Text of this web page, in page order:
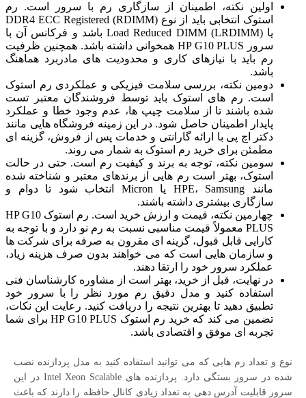
اولین نکته، اطمینان از سازگاری رم با سرور است. رم
استوک انتخابی باید از نوع DDR4 ECC Registered (RDIMM)
یا Load Reduced DIMM (LRDIMM) باشد و فرکانس آن با
سرور HP G10 PLUS همخوانی داشته باشد. همچنین ظرفیت
رم باید با نیازهای کاری و محدودیت های مادربرد هماهنگ
باشد.
دومین نکته، بررسی سلامت فیزیکی و عملکردی رم استوک
است. رم های استوک باید توسط فروشندگان معتبر تست
شده باشند تا از سلامت چیپ ها، عدم وجود خطا و عملکرد
پایدار اطمینان حاصل شود. در این زمینه فروشگاه هایی مانند
دکتر اچ پی با ارائه گارانتی و خدمات پس از فروش، گزینه ای
مطمئن برای خرید رم استوک به شمار می روند.
سومین نکته، توجه به برند و کیفیت رم است. حتی در حالت
استوک، بهتر است رم هایی از برندهای معتبر و شناخته شده
مانند HPE، Samsung یا Micron انتخاب شود تا دوام و
سازگاری بیشتری داشته باشند.
چهارمین نکته، قیمت و ارزش خرید است. رم استوک HP G10
PLUS معمولاً قیمت مناسبی نسبت به رم نو دارد و با توجه به
کارایی قابل قبول، گزینه ای مقرون به صرفه برای شرکت ها
و سازمان هایی است که می خواهند بدون صرف هزینه زیاد،
عملکرد سرور خود را ارتقا دهند.
در نهایت، قبل از خرید، بهتر است از مشاوره کارشناسان فنی
استفاده کنید و مدل دقیق رم مورد نظر را با سرور خود
تطبیق دهید تا بهترین نتیجه را دریافت کنید. رعایت این نکات،
تضمین می کند که خرید رم استوک HP G10 PLUS برای شما
تجربه ای موفق و اقتصادی باشد.
نوع و تعداد رم هایی که می توانید استفاده کنید به مدل پردازنده نصب
شده در سرور بستگی دارد. پردازنده های Intel Xeon Scalable در این
سرور قابلیت آدرس دهی به تعداد زیادی کانال حافظه را دارند که باعث